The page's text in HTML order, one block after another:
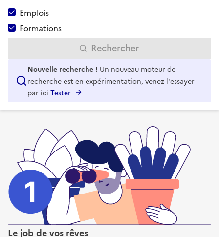
Emplois
Formations
Rechercher
Nouvelle recherche ! Un nouveau moteur de
recherche est en expérimentation, venez l'essayer
par ici Tester
Le job de vos rêves